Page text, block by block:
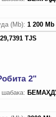
(Mb): 1 200 Mb
29,7391 TJS
2"